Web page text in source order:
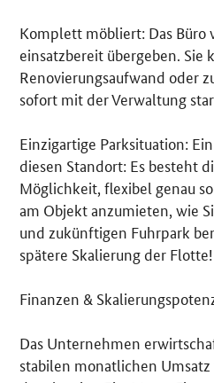
Komplett möbliert: Das
einsatzbereit übergeben. Sie
Renovierungsaufwand oder
sofort mit der Verwaltung
Einzigartige Parksituation:
diesen Standort: Es besteht
Möglichkeit, flexibel genau
am Objekt anzumieten, wie
und zukünftigen Fuhrpark
spätere Skalierung der
Finanzen &
Das Unternehmen
stabilen monatlichen Umsatz